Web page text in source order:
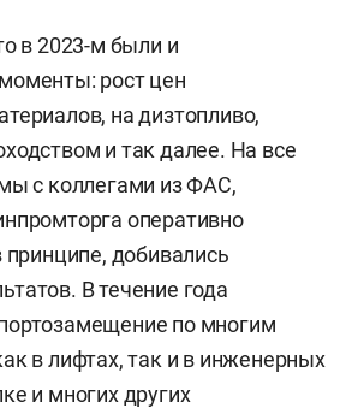
в 2023-м были и
рост цен
на дизтопливо,
и так далее. На все
с коллегами из ФАС,
оперативно
принципе, добивались
В течение года
по многим
в лифтах, так и в инженерных
и многих других